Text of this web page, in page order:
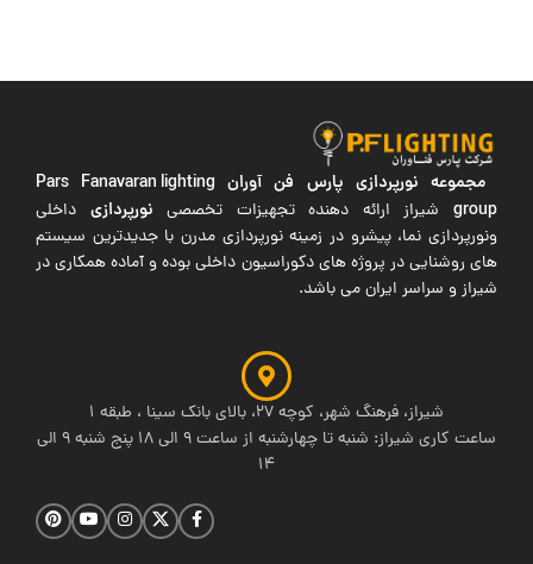
مجموعه نورپردازی پارس فن آوران Pars Fanavaran lighting
groupشیراز ارائه دهنده تجهیزات تخصصی نورپردازی داخلی
ونورپردازی نما، پیشرو در زمینه نورپردازی مدرن با جدیدترین سیستم
های روشنایی در پروژه های دکوراسیون داخلی بوده و آماده همکاری در
شیراز و سراسر ایران می باشد.
شیراز، فرهنگ شهر، کوچه 27، بالای بانک سینا ، طبقه 1
ساعت کاری شیراز: شنبه تا چهارشنبه از ساعت 9 الی 18 پنج شنبه 9 الی
14